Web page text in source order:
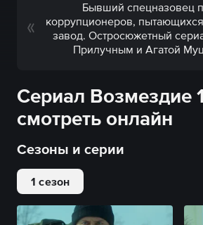
Бывший спецназовец
коррупционеров, пытающихся
завод. Остросюжетный
Прилучным и Агатой
Сериал Возмездие
смотреть онлайн
Сезоны и серии
1 сезон